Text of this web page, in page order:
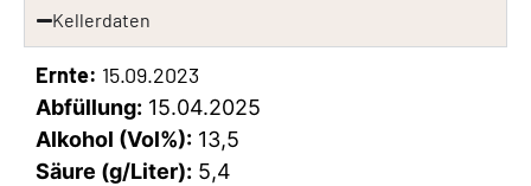
Kellerdaten
Ernte: 15.09.2023
Abfüllung: 15.04.2025
Alkohol (Vol%): 13,5
Säure (g/Liter): 5,4